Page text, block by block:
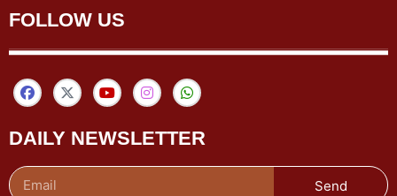
FOLLOW US
DAILY NEWSLETTER
Send